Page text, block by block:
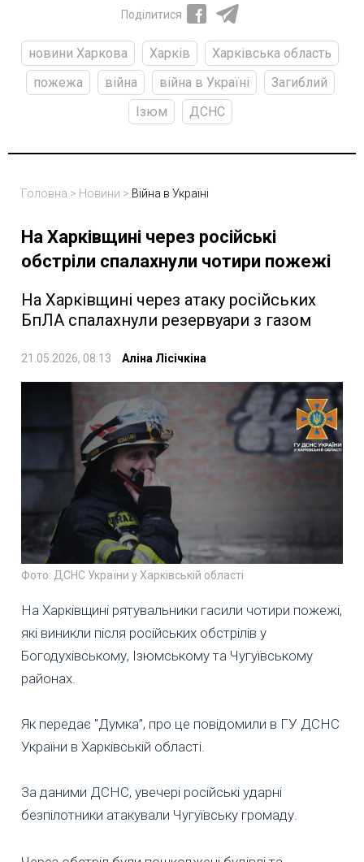
Поділитися
новини Харкова Харків
Харківська область
пожежа
війна війна в Україні
Загиблий
Ізюм
ДСНС
Головна > Новини > Війна в Україні
На Харківщині через російські
обстріли спалахнули чотири пожежі
На Харківщині через атаку російських
БпЛА спалахнули резервуари з газом
21.05.2026, 08:13 Аліна Лісічкіна
Фото: ДСНС України у Харківській області
На Харківщині рятувальники гасили чотири пожежі,
які виникли після російських обстрілів у
Богодухівському, Ізюмському та Чугуївському
районах.
Як передає "Думка”, про це повідомили в ГУ ДСНС
України в Харківській області.
За даними ДСНС, увечері російські ударні
безпілотники атакували Чугуївську громаду.